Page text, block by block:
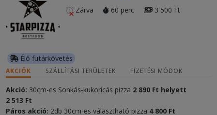
Zárva
60 perc 3 500 Ft
Élő futárkövetés
AKCIÓK SZÁLLÍTÁSI TERÜLETEK FIZETÉSI MÓDOK
Akció: 30cm-es Sonkás-kukoricás pizza 2 890 Ft helyett
2 513 Ft
Páros akció: 2db 30cm-es választható pizza 4 800 Ft